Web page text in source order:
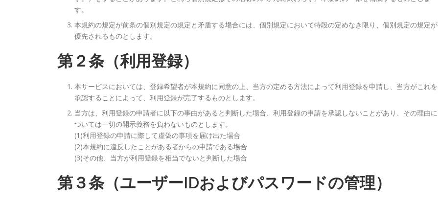
す。
本規約の規定が前条の個別規定の規定と矛盾する場合には、個別規定において特段の定めなき限り、個別規定の規定が
優先されるものとします。
第２条（利用登録）
本サービスにおいては、登録希望者が本規約に同意の上、当方の定める方法によって利用登録を申請し、当方がこれを
承認することによって、利用登録が完了するものとします。
当方は、利用登録の申請者に以下の事由があると判断した場合、利用登録の申請を承認しないことがあり、その理由に
ついては一切の開示義務を負わないものとします。
(1)利用登録の申請に際して虚偽の事項を届け出た場合
(2)本規約に違反したことがある者からの申請である場合
(3)その他、当方が利用登録を相当でないと判断した場合
第３条（ユーザーIDおよびパスワードの管理）